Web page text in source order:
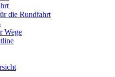
die Rundfahrt
Wege